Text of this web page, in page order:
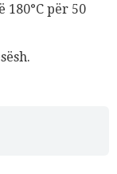
për 50